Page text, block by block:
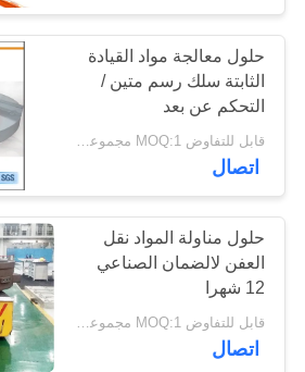
حلول معالجة مواد القيادة
الثابتة سلك رسم متين /
التحكم عن بعد
اتصال
حلول مناولة المواد نقل
العفن لالضمان الصناعي
12 شهرا
قابل للتفاوض MOQ:1 مجموعة/مجموعة
اتصال